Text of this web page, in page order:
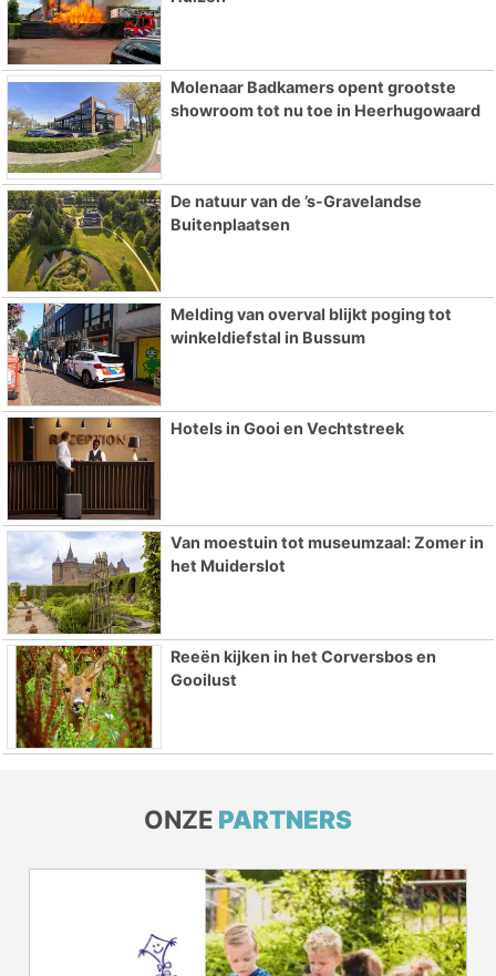
Molenaar Badkamers opent grootste
showroom tot nu toe in Heerhugowaard
De natuur van de ’s-Gravelandse
Buitenplaatsen
Melding van overval blijkt poging tot
winkeldiefstal in Bussum
Hotels in Gooi en Vechtstreek
Van moestuin tot museumzaal: Zomer in
het Muiderslot
Reeën kijken in het Corversbos en
Gooilust
ONZE PARTNERS